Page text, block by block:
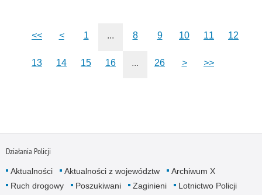
<< < 1 ... 8 9 10 11 12
13 14 15 16 ... 26 > >>
Działania Policji
Aktualności Aktualności z województw
Archiwum X
Ruch drogowy
Poszukiwani Zaginieni
Lotnictwo Policji